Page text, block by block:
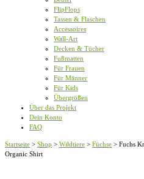
FlipFlops
Tassen & Flaschen
Accessoires
Wall-Art
Decken & Tücher
Fußmatten
Für Frauen
Für Männer
Für Kids
Übergrößen
Über das Projekt
Dein Konto
FAQ
Startseite > Shop > Wildtiere > Füchse > Fuchs
Organic Shirt